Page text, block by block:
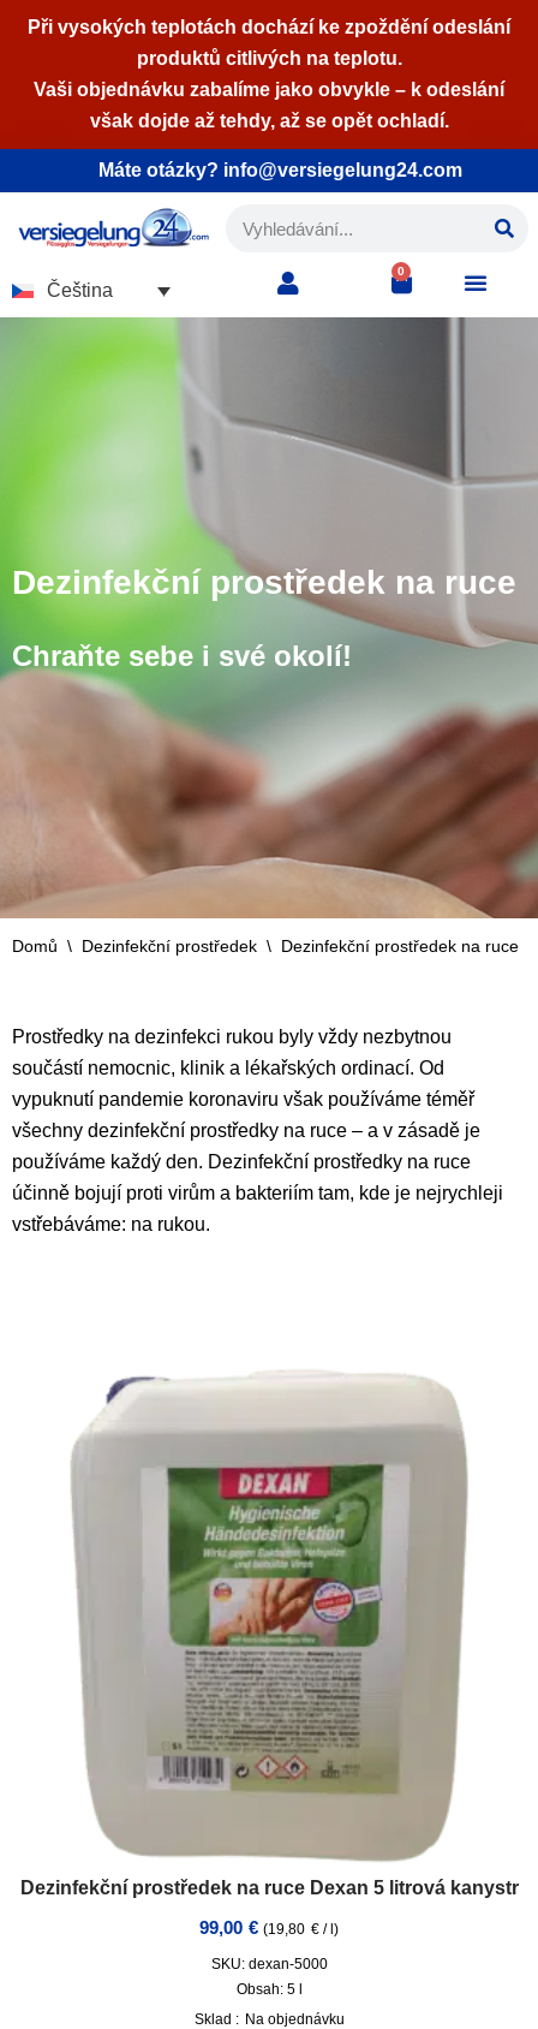
na
Při vysokých teplotách dochází ke zpoždění odeslání
produktů citlivých na teplotu.
Vaši objednávku zabalíme jako obvykle – k odeslání
však dojde až tehdy, až se opět ochladí.
Máte otázky? info@versiegelung24.com
Čeština
0
Dezinfekční prostředek na ruce
Chraňte sebe i své okolí!
Domů \ Dezinfekční prostředek \ Dezinfekční prostředek na ruce
Prostředky na dezinfekci rukou byly vždy nezbytnou
součástí nemocnic, klinik a lékařských ordinací. Od
vypuknutí pandemie koronaviru však používáme téměř
všechny dezinfekční prostředky na ruce – a v zásadě je
používáme každý den. Dezinfekční prostředky na ruce
účinně bojují proti virům a bakteriím tam, kde je nejrychleji
vstřebáváme: na rukou.
Dezinfekční prostředek na ruce Dexan 5 litrová kanystr
99,00 € (19,80 € / )
SKU: dexan-5000
Obsah: 5 l
Sklad : Na objednávku